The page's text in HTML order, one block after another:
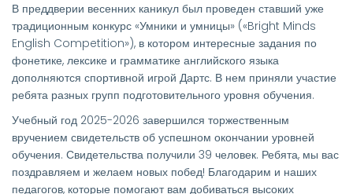
В преддверии весенних каникул был проведен ставший уже
традиционным конкурс «Умники и умницы» («Bright Minds
English Competition»), в котором интересные задания по
фонетике, лексике и грамматике английского языка
дополняются спортивной игрой Дартс. В нем приняли участие
ребята разных групп подготовительного уровня обучения.
Учебный год 2025-2026 завершился торжественным
вручением свидетельств об успешном окончании уровней
обучения. Свидетельства получили 39 человек. Ребята, мы вас
поздравляем и желаем новых побед! Благодарим и наших
педагогов, которые помогают вам добиваться высоких